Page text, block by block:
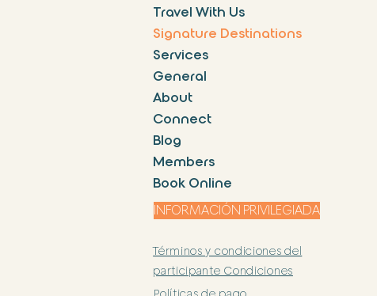
Travel With Us
Signature Destinations
Services
General
About
Connect
Blog
Members
Book Online
INFORMACIÓN PRIVILEGIADA
Términos y condiciones del
participante Condiciones